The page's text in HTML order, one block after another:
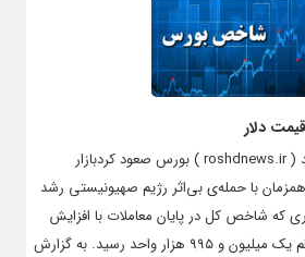
دلار
پایگاه خبری و تحلیلی رشد ( roshdnews.ir ) بورس صعود کردبازار
همزمان با حمله‌ی بی‌اثر رژیم صهیونیستی رشد
که شاخص کل در پایان معاملات با افزایش
بیش از ۲۴ هزار واحد به رقم یک میلیون و ۹۹۵ هزار واحد رسید. به گزارش